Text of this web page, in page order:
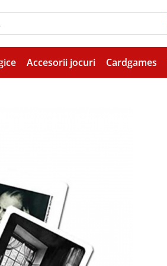
Accesorii jocuri Cardgames